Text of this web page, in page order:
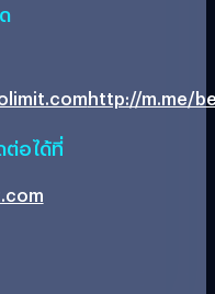
http://m.me/
อได้ที่